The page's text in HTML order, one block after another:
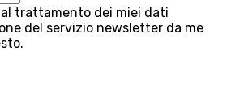
trattamento dei miei dati
del servizio newsletter da me